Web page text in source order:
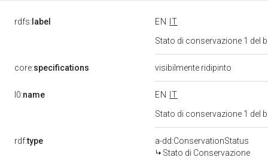
rdfs: label EN
IT
Stato di conservazione 1 del
core:specifications visibilmente ridipinto
l0:name EN
IT
Stato di conservazione 1 del
rdf:type
a-dd:ConservationStatus
Stato di Conservazione